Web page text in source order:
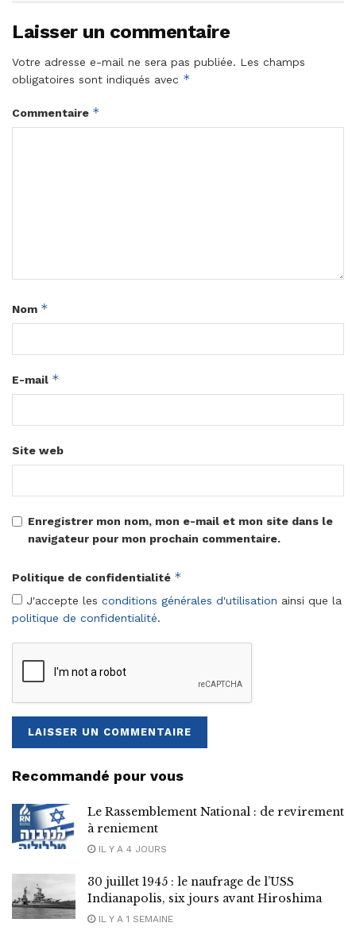
Laisser un commentaire
Votre adresse e-mail ne sera pas publiée. Les champs
obligatoires sont indiqués avec *
Commentaire *
Nom *
E-mail *
Site web
Enregistrer mon nom, mon e-mail et mon site dans le
navigateur pour mon prochain commentaire.
Politique de confidentialité *
J'accepte les conditions générales d'utilisation ainsi que la
politique de confidentialité.
Recommandé pour vous
Le Rassemblement National : de revirement
à reniement
IL Y A 4 JOURS
30 juillet 1945 : le naufrage de l’USS
Indianapolis, six jours avant Hiroshima
IL Y A 1 SEMAINE